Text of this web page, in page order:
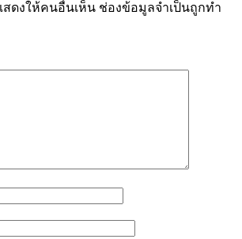
ดงให้คนอื่นเห็น ช่องข้อมูลจำเป็นถูกทำ